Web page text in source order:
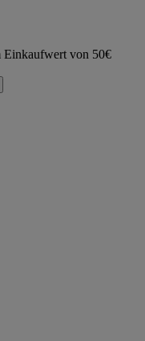
Einkaufwert von 50€